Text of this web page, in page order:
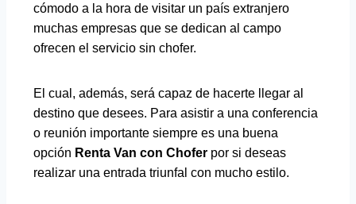
cómodo a la hora de visitar un país extranjero
muchas empresas que se dedican al campo
ofrecen el servicio sin chofer.
El cual, además, será capaz de hacerte llegar al
destino que desees. Para asistir a una conferencia
o reunión importante siempre es una buena
opción Renta Van con Chofer por si deseas
realizar una entrada triunfal con mucho estilo.